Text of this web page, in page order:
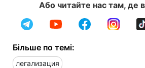
Або читайте нас там, де
Більше по темі:
легализация